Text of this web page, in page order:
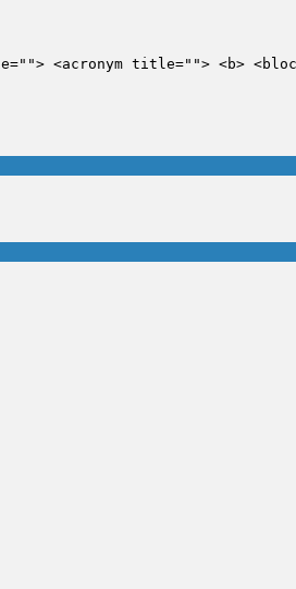
<acronym title=""> <b>